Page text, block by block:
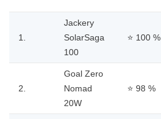
1.
Jackery
SolarSaga
100
⭐ 100 %
2.
Goal Zero
Nomad
20W
⭐ 98 %